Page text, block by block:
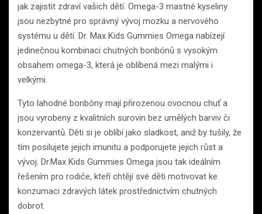
jak zajistit zdraví vašich dětí. Omega-3 mastné kyseliny
jsou nezbytné pro správný vývoj mozku a nervového
systému u dětí. Dr. Max Kids Gummies Omega nabízejí
jedinečnou kombinaci chutných bonbónů s vysokým
obsahem omega-3, která je oblíbená mezi malými i
velkými.
Tyto lahodné bonbóny mají přirozenou ovocnou chuť a
jsou vyrobeny z kvalitních surovin bez umělých barviv či
konzervantů. Děti si je oblíbí jako sladkost, aniž by tušily, že
tím posilujete jejich imunitu a podporujete jejich růst a
vývoj. Dr.Max Kids Gummies Omega jsou tak ideálním
řešením pro rodiče, kteří chtějí své děti motivovat ke
konzumaci zdravých látek prostřednictvím chutných
dobrot.